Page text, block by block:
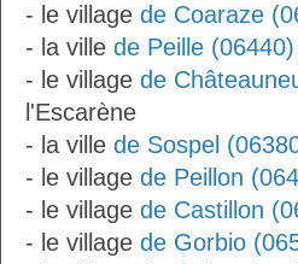
- le village de Coaraze
- la ville de Peille (06440)
- le village de
l'Escarène
- la ville de Sospel
- le village de Peillon
- le village de Castillon
- le village de Gorbio